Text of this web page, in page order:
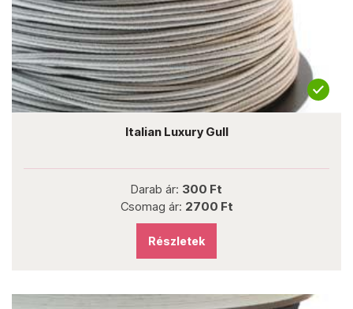
Italian Luxury Gull
Darab ár: 300 Ft
Csomag ár: 2700 Ft
Részletek